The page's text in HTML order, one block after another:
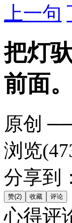
上一句
把灯
前面。
原创
浏览
分享到：
心得评